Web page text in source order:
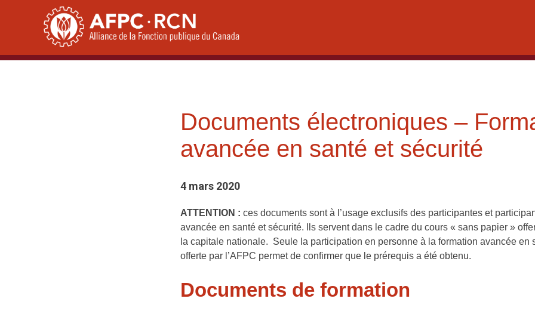
Documents électroniques –
avancée en santé et sécurité
4 mars 2020
ATTENTION : ces documents sont à l’usage exclusifs des participantes et
avancée en santé et sécurité. Ils servent dans le cadre du cours « sans papier »
la capitale nationale. Seule la participation en personne à la formation avancée en
offerte par l’AFPC permet de confirmer que le prérequis a été obtenu.
Documents de formation